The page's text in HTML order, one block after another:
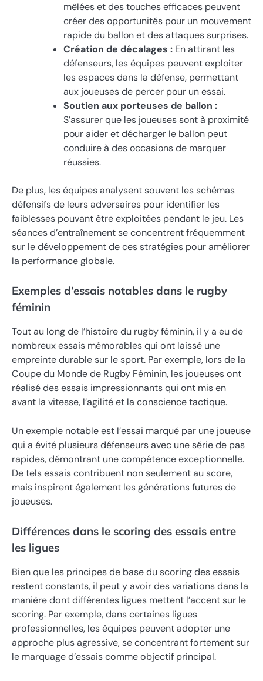
mêlées et des touches efficaces peuvent
créer des opportunités pour un mouvement
rapide du ballon et des attaques surprises.
Création de décalages : En attirant les
défenseurs, les équipes peuvent exploiter
les espaces dans la défense, permettant
aux joueuses de percer pour un essai.
Soutien aux porteuses de ballon :
S’assurer que les joueuses sont à proximité
pour aider et décharger le ballon peut
conduire à des occasions de marquer
réussies.
De plus, les équipes analysent souvent les schémas
défensifs de leurs adversaires pour identifier les
faiblesses pouvant être exploitées pendant le jeu. Les
séances d’entraînement se concentrent fréquemment
sur le développement de ces stratégies pour améliorer
la performance globale.
Exemples d’essais notables dans le rugby
féminin
Tout au long de l’histoire du rugby féminin, il y a eu de
nombreux essais mémorables qui ont laissé une
empreinte durable sur le sport. Par exemple, lors de la
Coupe du Monde de Rugby Féminin, les joueuses ont
réalisé des essais impressionnants qui ont mis en
avant la vitesse, l’agilité et la conscience tactique.
Un exemple notable est l’essai marqué par une joueuse
qui a évité plusieurs défenseurs avec une série de pas
rapides, démontrant une compétence exceptionnelle.
De tels essais contribuent non seulement au score,
mais inspirent également les générations futures de
joueuses.
Différences dans le scoring des essais entre
les ligues
Bien que les principes de base du scoring des essais
restent constants, il peut y avoir des variations dans la
manière dont différentes ligues mettent l’accent sur le
scoring. Par exemple, dans certaines ligues
professionnelles, les équipes peuvent adopter une
approche plus agressive, se concentrant fortement sur
le marquage d’essais comme objectif principal.